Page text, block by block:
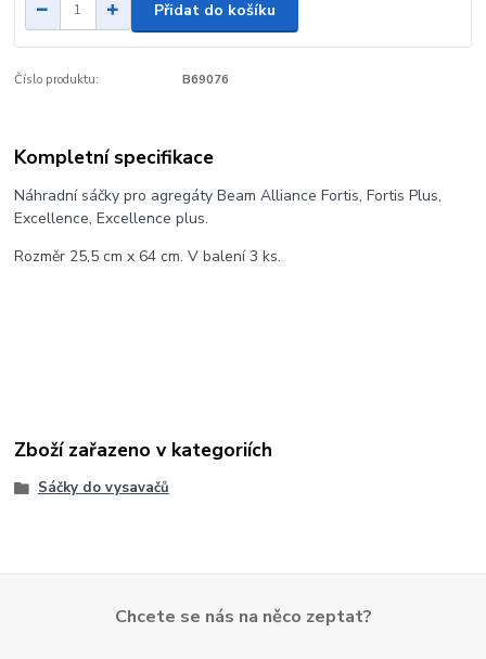
Přidat do košíku
Číslo produktu: B69076
Kompletní specifikace
Náhradní sáčky pro agregáty Beam Alliance Fortis, Fortis Plus,
Excellence, Excellence plus.
Rozměr 25,5 cm x 64 cm. V balení 3 ks.
Zboží zařazeno v kategoriích
Sáčky do vysavačů
Chcete se nás na něco zeptat?